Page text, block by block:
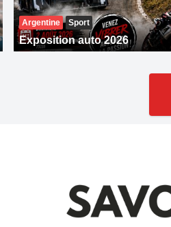
Argentine Sport
Exposition auto 2026